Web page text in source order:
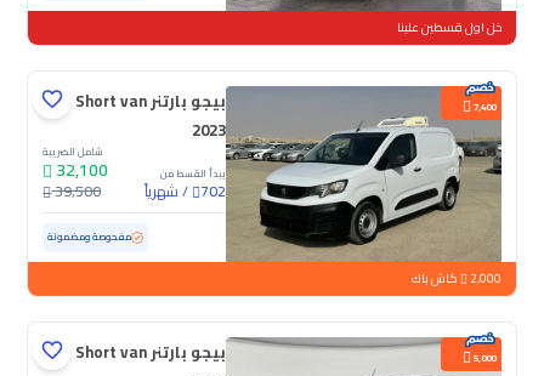
خل اول قسطين علينا
7,400
بيجو بارتنر Short van
2023
يبدأ القسط من
702
/شهرياً
شامل الضريبة
32,100
39,500
181,437 كم مفحوصة ومضمونة
2,000 كاش باك
5,000
بيجو بارتنر Short van